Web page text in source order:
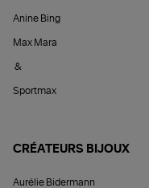
Anine Bing
Max Mara
&
Sportmax
CRÉATEURS BIJOUX
Aurélie Bidermann